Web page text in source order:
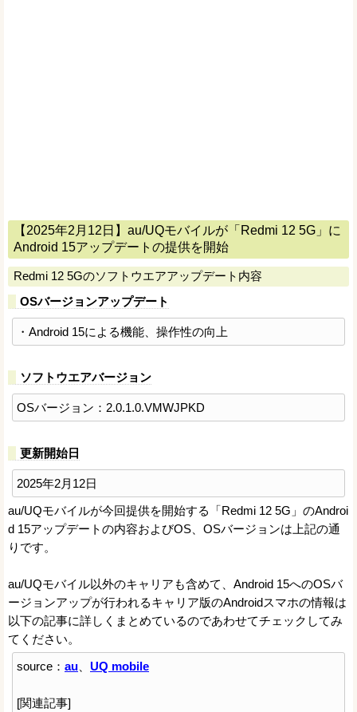
【2025年2月12日】au/UQモバイルが「Redmi 12 5G」に
Android 15アップデートの提供を開始
Redmi 12 5Gのソフトウエアアップデート内容
OSバージョンアップデート
・Android 15による機能、操作性の向上
ソフトウエアバージョン
OSバージョン：2.0.1.0.VMWJPKD
更新開始日
2025年2月12日
au/UQモバイルが今回提供を開始する「Redmi 12 5G」のAndroi
d 15アップデートの内容およびOS、OSバージョンは上記の通
りです。
au/UQモバイル以外のキャリアも含めて、Android 15へのOSバ
ージョンアップが行われるキャリア版のAndroidスマホの情報は
以下の記事に詳しくまとめているのであわせてチェックしてみ
てください。
source： au UQ mobile
[関連記事]